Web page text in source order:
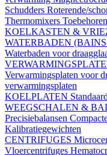
Schudders Roterende/
Thermomixers
KOELKASTEN &
WATERBADEN
Waterbaden voor
Verwarmingsplaten voor
verwarmingsplaten
KOELPLATEN
WEEGSCHALEN &
Precisiebalansen
Kalibratiegewichten
CENTRIFUGES
Vloercentrifuges